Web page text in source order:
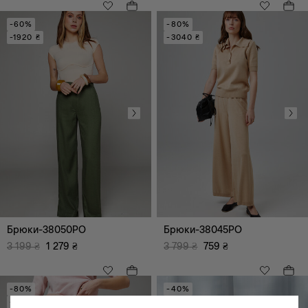
-60%
-1920 ₴
Брюки-38050PO
3 199 ₴ 1 279 ₴
-80%
-3040 ₴
Брюки-38045PO
3 799 ₴ 759 ₴
-80%
-3040 ₴
-40%